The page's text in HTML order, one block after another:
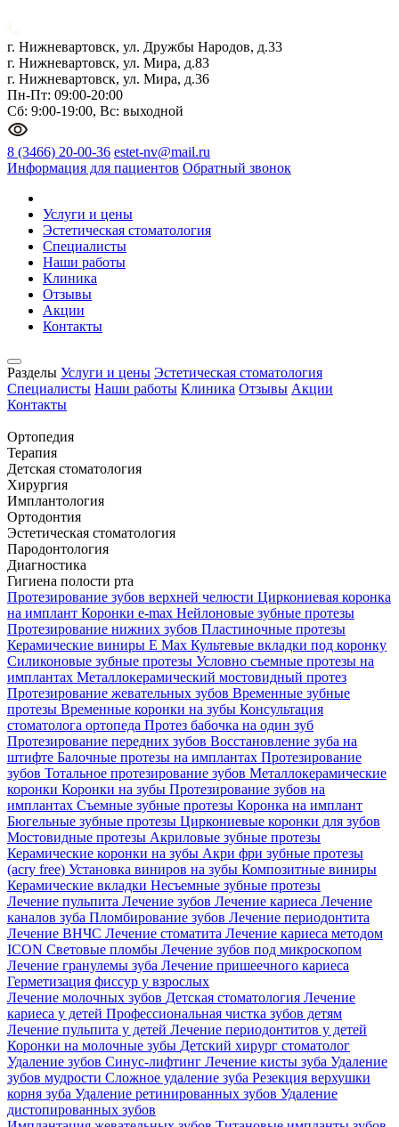
г. Нижневартовск, ул. Дружбы Народов, д.33
г. Нижневартовск, ул. Мира, д.83
г. Нижневартовск, ул. Мира, д.36
Пн-Пт: 09:00-20:00
Сб: 9:00-19:00, Вс: выходной
8 (3466) 20-00-36 estet-nv@mail.ru
Информация для пациентов Обратный звонок
Услуги и цены
Эстетическая стоматология
Специалисты
Наши работы
Клиника
Отзывы
Акции
Контакты
Разделы Услуги и цены Эстетическая стоматология
Специалисты Наши работы Клиника Отзывы Акции
Контакты
Ортопедия
Терапия
Детская стоматология
Хирургия
Имплантология
Ортодонтия
Эстетическая стоматология
Пародонтология
Диагностика
Гигиена полости рта
Протезирование зубов верхней челюсти Циркониевая коронка
на имплант Коронки e-max Нейлоновые зубные протезы
Протезирование нижних зубов Пластиночные протезы
Керамические виниры E Max Культевые вкладки под коронку
Силиконовые зубные протезы Условно съемные протезы на
имплантах Металлокерамический мостовидный протез
Протезирование жевательных зубов Временные зубные
протезы Временные коронки на зубы Консультация
стоматолога ортопеда Протез бабочка на один зуб
Протезирование передних зубов Восстановление зуба на
штифте Балочные протезы на имплантах Протезирование
зубов Тотальное протезирование зубов Металлокерамические
коронки Коронки на зубы Протезирование зубов на
имплантах Съемные зубные протезы Коронка на имплант
Бюгельные зубные протезы Циркониевые коронки для зубов
Мостовидные протезы Акриловые зубные протезы
Керамические коронки на зубы Акри фри зубные протезы
(acry free) Установка виниров на зубы Композитные виниры
Керамические вкладки Несъемные зубные протезы
Лечение пульпита Лечение зубов Лечение кариеса Лечение
каналов зуба Пломбирование зубов Лечение периодонтита
Лечение ВНЧС Лечение стоматита Лечение кариеса методом
ICON Световые пломбы Лечение зубов под микроскопом
Лечение гранулемы зуба Лечение пришеечного кариеса
Герметизация фиссур у взрослых
Лечение молочных зубов Детская стоматология Лечение
кариеса у детей Профессиональная чистка зубов детям
Лечение пульпита у детей Лечение периодонтитов у детей
Коронки на молочные зубы Детский хирург стоматолог
Удаление зубов Синус-лифтинг Лечение кисты зуба Удаление
зубов мудрости Сложное удаление зуба Резекция верхушки
корня зуба Удаление ретинированных зубов Удаление
дистопированных зубов